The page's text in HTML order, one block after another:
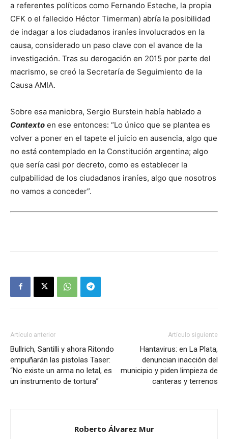
a referentes políticos como Fernando Esteche, la propia
CFK o el fallecido Héctor Timerman) abría la posibilidad
de indagar a los ciudadanos iraníes involucrados en la
causa, considerado un paso clave con el avance de la
investigación. Tras su derogación en 2015 por parte del
macrismo, se creó la Secretaría de Seguimiento de la
Causa AMIA.
Sobre esa maniobra, Sergio Burstein había hablado a
Contexto en ese entonces: “Lo único que se plantea es
volver a poner en el tapete el juicio en ausencia, algo que
no está contemplado en la Constitución argentina; algo
que sería casi por decreto, como es establecer la
culpabilidad de los ciudadanos iraníes, algo que nosotros
no vamos a conceder”.
Artículo anterior
Bullrich, Santilli y ahora Ritondo
empuñarán las pistolas Taser:
“No existe un arma no letal, es
un instrumento de tortura”
Artículo siguiente
Hantavirus: en La Plata,
denuncian inacción del
municipio y piden limpieza de
canteras y terrenos
Roberto Álvarez Mur